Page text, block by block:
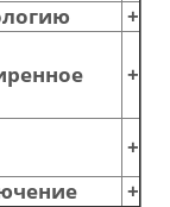
+
+
+
+